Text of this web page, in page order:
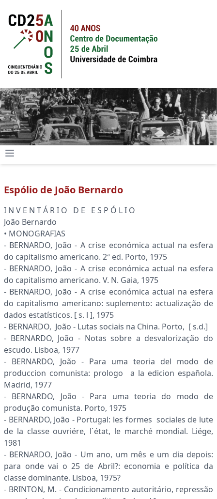
Espólio de João Bernardo
I N V E N T Á R I O D E E S P Ó L I O
João Bernardo
• MONOGRAFIAS
- BERNARDO, João - A crise económica actual na esfera
do capitalismo americano. 2ª ed. Porto, 1975
- BERNARDO, João - A crise económica actual na esfera
do capitalismo americano. V. N. Gaia, 1975
- BERNARDO, João - A crise económica actual na esfera
do capitalismo americano: suplemento: actualização de
dados estatísticos. [ s. l ], 1975
- BERNARDO, João - Lutas sociais na China. Porto, [ s.d.]
- BERNARDO, João - Notas sobre a desvalorização do
escudo. Lisboa, 1977
- BERNARDO, João - Para uma teoria del modo de
produccion comunista: prologo a la edicion española.
Madrid, 1977
- BERNARDO, João - Para uma teoria do modo de
produção comunista. Porto, 1975
- BERNARDO, João - Portugal: les formes sociales de lute
de la classe ouvriére, l`état, le marché mondial. Liége,
1981
- BERNARDO, João - Um ano, um mês e um dia depois:
para onde vai o 25 de Abril?: economia e política da
classe dominante. Lisboa, 1975?
- BRINTON, M. - Condicionamento autoritário, repressão